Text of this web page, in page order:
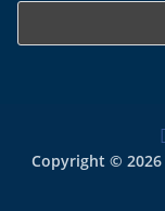
Copyright © 2026